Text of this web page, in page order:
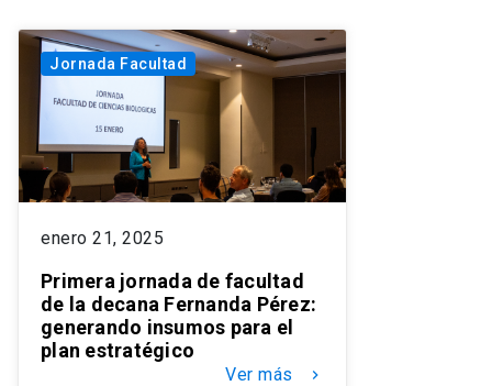
Jornada Facultad
enero 21, 2025
Primera jornada de facultad
de la decana Fernanda Pérez:
generando insumos para el
plan estratégico
Ver más keyboard_arrow_right